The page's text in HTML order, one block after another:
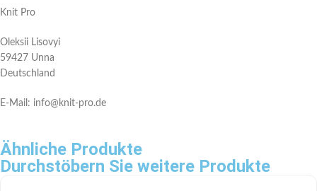
Knit Pro
Oleksii Lisovyi
59427 Unna
Deutschland
E-Mail: info@knit-pro.de
Ähnliche Produkte
Durchstöbern Sie weitere Produkte